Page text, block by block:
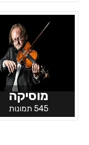
מוסיקה
545 תמונות